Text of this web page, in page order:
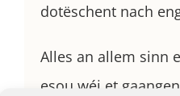
dotëschent nach
Alles an allem sinn
esou wéi et